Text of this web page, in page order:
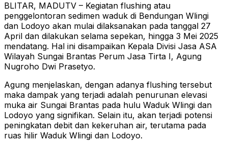
BLITAR, MADUTV – Kegiatan flushing atau
penggelontoran sedimen waduk di Bendungan Wlingi
dan Lodoyo akan mulai dilaksanakan pada tanggal 27
April dan dilakukan selama sepekan, hingga 3 Mei 2025
mendatang. Hal ini disampaikan Kepala Divisi Jasa ASA
Wilayah Sungai Brantas Perum Jasa Tirta I, Agung
Nugroho Dwi Prasetyo.
Agung menjelaskan, dengan adanya flushing tersebut
maka dampak yang terjadi adalah penurunan elevasi
muka air Sungai Brantas pada hulu Waduk Wlingi dan
Lodoyo yang signifikan. Selain itu, akan terjadi potensi
peningkatan debit dan kekeruhan air, terutama pada
ruas hilir Waduk Wlingi dan Lodoyo.